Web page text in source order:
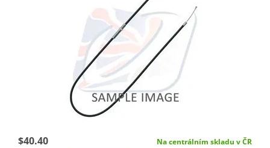
$40.40 Na centrálním skladu v ČR